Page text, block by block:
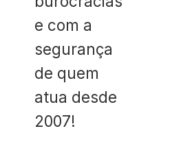
e com a
segurança
de quem
atua desde
2007!